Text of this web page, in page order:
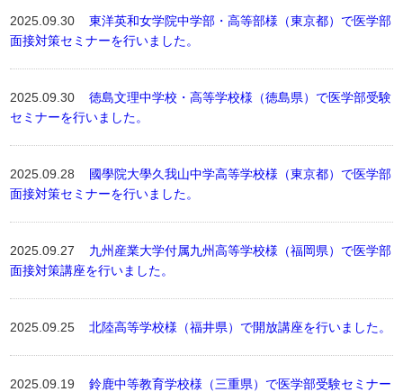
2025.09.30東洋英和女学院中学部・高等部様（東京都）で医学部
面接対策セミナーを行いました。
2025.09.30徳島文理中学校・高等学校様（徳島県）で医学部受験
セミナーを行いました。
2025.09.28 國學院大學久我山中学高等学校様（東京都）で医学部
面接対策セミナーを行いました。
2025.09.27 九州産業大学付属九州高等学校様（福岡県）で医学部
面接対策講座を行いました。
2025.09.25北陸高等学校様（福井県）で開放講座を行いました。
2025.09.19鈴鹿中等教育学校様（三重県）で医学部受験セミナー